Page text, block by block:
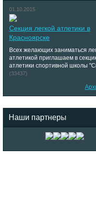
01.10.2015
Секция легкой атлетики в
Красноярске
Всех желающих заниматься
атлетикой приглашаем в
атлетики спортивной школы
(33437)
Наши партнеры